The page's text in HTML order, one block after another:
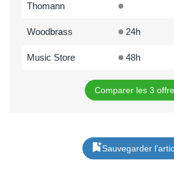
Thomann
Woodbrass 24h
Music Store 48h
Comparer les 3
Sauvegarder